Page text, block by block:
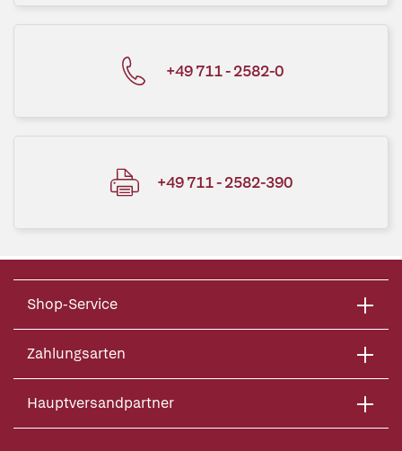
+49 711 - 2582-0
+49 711 - 2582-390
Shop-Service
Zahlungsarten
Hauptversandpartner